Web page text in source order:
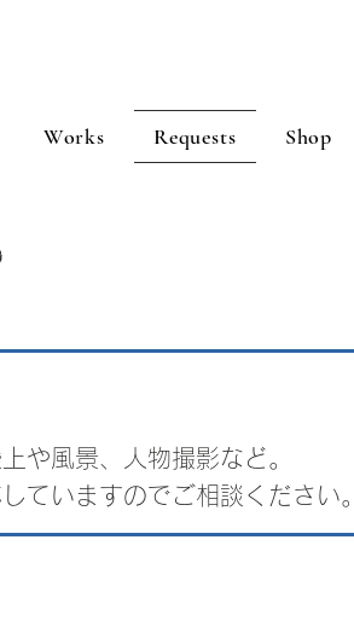
Works Requests Shop
や風景、人物撮影など。
ていますのでご相談ください。